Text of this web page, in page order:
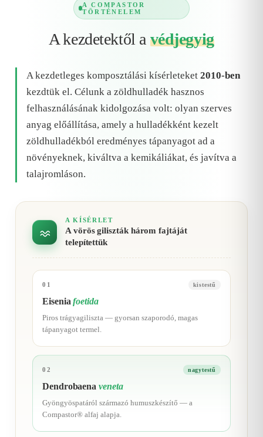
A COMPASTOR
TÖRTÉNELEM
A kezdetektől a védjegyig
A kezdetleges komposztálási kísérleteket 2010-ben
kezdtük el. Célunk a zöldhulladék hasznos
felhasználásának kidolgozása volt: olyan szerves
anyag előállítása, amely a hulladékként kezelt
zöldhulladékból eredményes tápanyagot ad a
növényeknek, kiváltva a kemikáliákat, és javítva a
talajromláson.
A KÍSÉRLET
A vörös giliszták három fajtáját
telepítettük
01 kistestű
Eiseniafoetida
Piros trágyagiliszta — gyorsan szaporodó, magas
tápanyagot termel.
02 nagytestű
Dendrobaenaveneta
Gyöngyöspatáról származó humuszkészítő — a
Compastor® alfaj alapja.